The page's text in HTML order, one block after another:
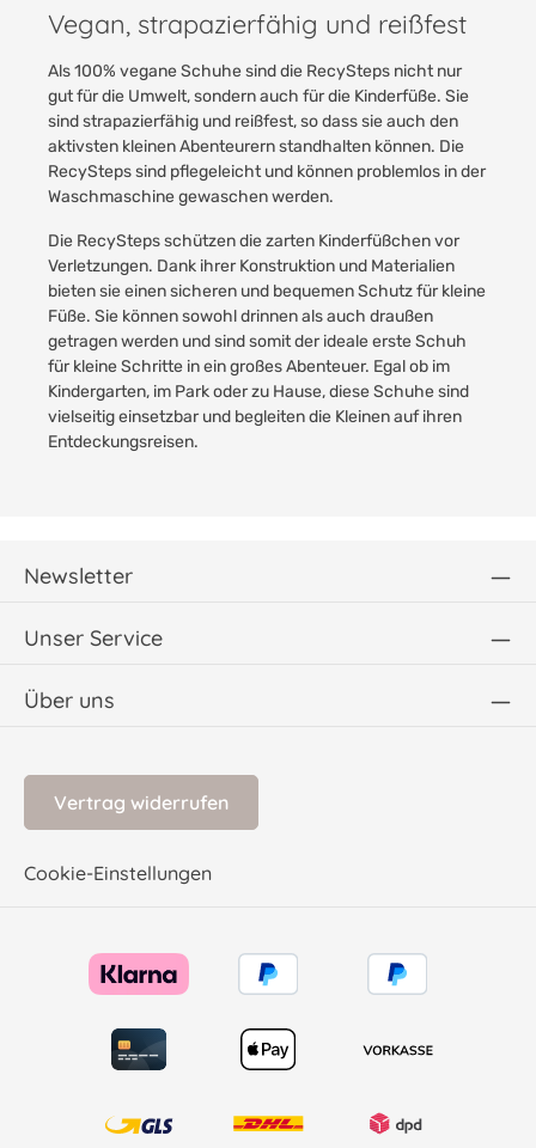
Vegan, strapazierfähig und reißfest
Als 100% vegane Schuhe sind die RecySteps nicht nur
gut für die Umwelt, sondern auch für die Kinderfüße. Sie
sind strapazierfähig und reißfest, so dass sie auch den
aktivsten kleinen Abenteurern standhalten können. Die
RecySteps sind pflegeleicht und können problemlos in der
Waschmaschine gewaschen werden.
Die RecySteps schützen die zarten Kinderfüßchen vor
Verletzungen. Dank ihrer Konstruktion und Materialien
bieten sie einen sicheren und bequemen Schutz für kleine
Füße. Sie können sowohl drinnen als auch draußen
getragen werden und sind somit der ideale erste Schuh
für kleine Schritte in ein großes Abenteuer. Egal ob im
Kindergarten, im Park oder zu Hause, diese Schuhe sind
vielseitig einsetzbar und begleiten die Kleinen auf ihren
Entdeckungsreisen.
Newsletter
Unser Service
Über uns
Vertrag widerrufen
Cookie-Einstellungen